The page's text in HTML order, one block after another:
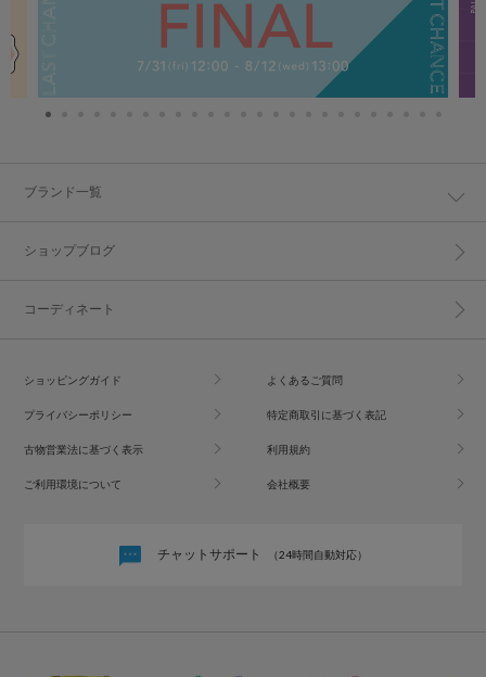
ブランド一覧
ショップブログ
コーディネート
ショッピングガイド よくあるご質問
プライバシーポリシー 特定商取引に基づく表記
古物営業法に基づく表示 利用規約
ご利用環境について 会社概要
チャットサポート （24時間自動対応）